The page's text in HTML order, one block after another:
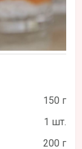
150 г
1 шт.
200 г